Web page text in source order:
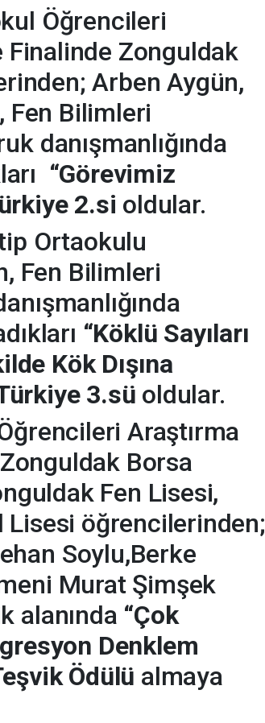
Öğrencileri
Finalinde Zonguldak
Arben Aygün,
Fen Bilimleri
danışmanlığında
“Görevimiz
2.si oldular.
Ortaokulu
Fen Bilimleri
“Köklü Sayıları
Kök Dışına
3.sü oldular.
Araştırma
Borsa
Fen Lisesi,
öğrencilerinden;
Soylu,Berke
Murat Şimşek
alanında “Çok
Denklem
Ödülü almaya